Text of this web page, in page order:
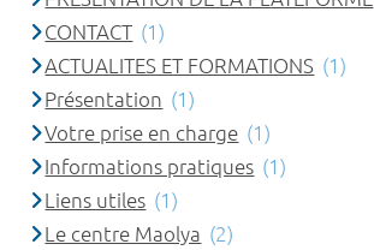
CONTACT (1)
ACTUALITES ET FORMATIONS (1)
Présentation (1)
Votre prise en charge (1)
Informations pratiques (1)
Liens utiles (1)
Le centre Maolya (2)